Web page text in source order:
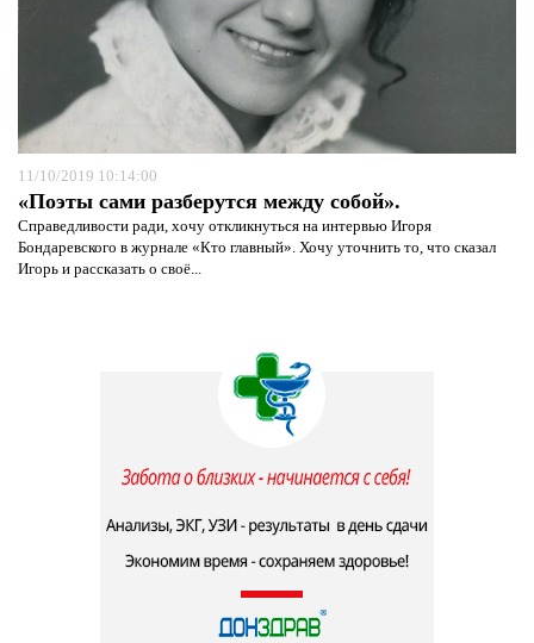
11/10/2019 10:14:00
«Поэты сами разберутся между собой».
Справедливости ради, хочу откликнуться на интервью Игоря
Бондаревского в журнале «Кто главный». Хочу уточнить то, что сказал
Игорь и рассказать о своё...